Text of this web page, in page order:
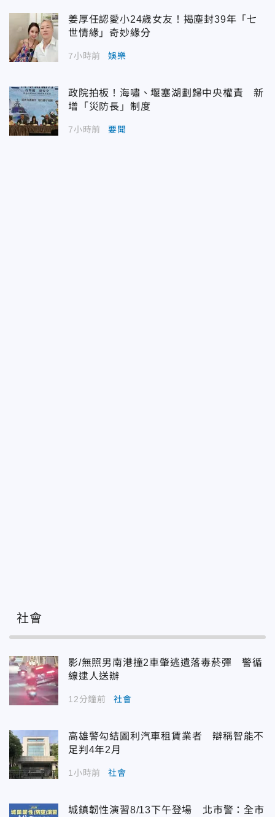
姜厚任認愛小24歲女友！揭塵封39年「七
世情緣」奇妙緣分
7小時前 娛樂
政院拍板！海嘯、堰塞湖劃歸中央權責 新
增「災防長」制度
7小時前 要聞
社會
影/無照男南港撞2車肇逃遺落毒菸彈 警循
線逮人送辦
12分鐘前 社會
高雄警勾結圖利汽車租賃業者 辯稱智能不
足判4年2月
1小時前 社會
城鎮韌性演習8/13下午登場 北市警：全市